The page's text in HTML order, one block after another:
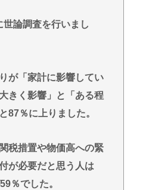
論調査を行いまし
が「家計に影響してい
きく影響」と「ある程
87％に上りました。
税措置や物価高への緊
が必要だと思う人は
％でした。